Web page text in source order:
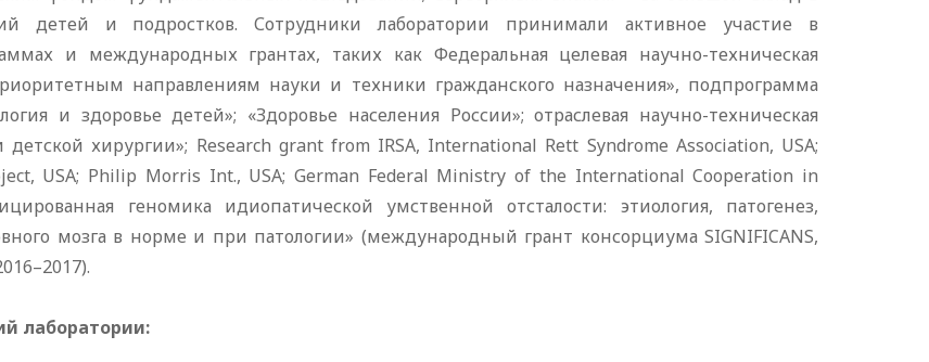
детей и подростков. Сотрудники лаборатории принимали активное участие в
и международных грантах, таких как Федеральная целевая научно-техническая
направлениям науки и техники гражданского назначения», подпрограмма
и здоровье детей»; «Здоровье населения России»; отраслевая научно-техническая
хирургии»; Research grant from IRSA, International Rett Syndrome Association, USA;
USA; Philip Morris Int., USA; German Federal Ministry of the International Cooperation in
геномика идиопатической умственной отсталости: этиология, патогенез,
мозга в норме и при патологии» (международный грант консорциума SIGNIFICANS,
лаборатории: